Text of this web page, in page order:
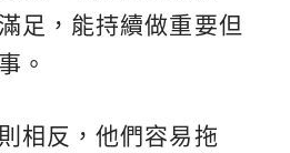
足，能持續做重要但
。
相反，他們容易拖